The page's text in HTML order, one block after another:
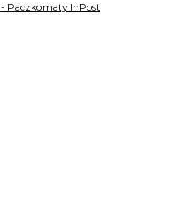
- Paczkomaty InPost